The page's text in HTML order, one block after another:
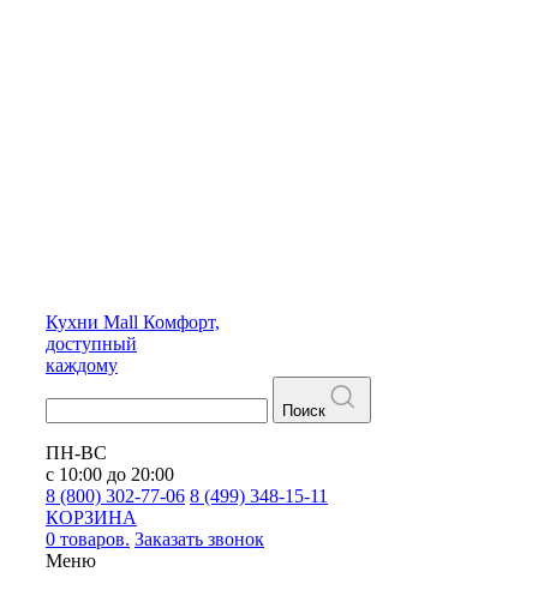
Кухни Mall Комфорт,
доступный
каждому
Поиск
ПН-ВС
с 10:00 до 20:00
8 (800) 302-77-06 8 (499) 348-15-11
КОРЗИНА
0 товаров. Заказать звонок
Меню